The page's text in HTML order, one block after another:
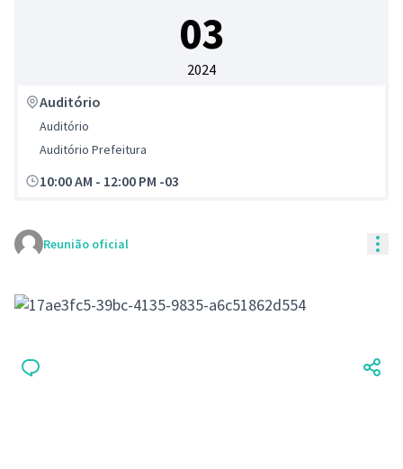
03
2024
Auditório
Auditório
Auditório Prefeitura
10:00 AM - 12:00 PM -03
Reunião oficial